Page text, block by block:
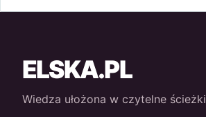
ELSKA.PL
Wiedza ułożona w czytelne ścieżki